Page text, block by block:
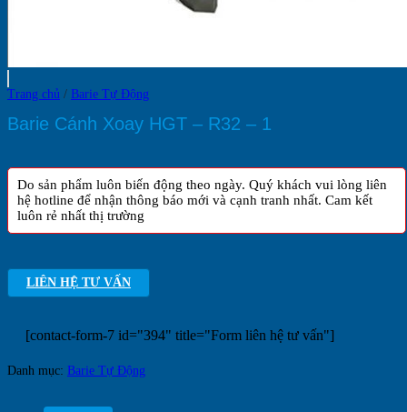
Trang chủ / Barie Tự Động
Barie Cánh Xoay HGT – R32 – 1
Do sản phẩm luôn biến động theo ngày. Quý khách vui lòng liên
hệ hotline để nhận thông báo mới và cạnh tranh nhất. Cam kết
luôn rẻ nhất thị trường
LIÊN HỆ TƯ VẤN
[contact-form-7 id="394" title="Form liên hệ tư vấn"]
Danh mục: Barie Tự Động